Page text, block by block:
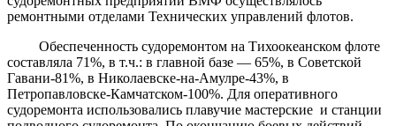
ремонтными отделами Технических управлений флотов.
Обеспеченность судоремонтом на Тихоокеанском флоте
составляла 71%, в т.ч.: в главной базе — 65%, в Советской
Гавани-81%, в Николаевске-на-Амулре-43%, в
Петропавловске-Камчатском-100%. Для оперативного
судоремонта использовались плавучие мастерские и станции